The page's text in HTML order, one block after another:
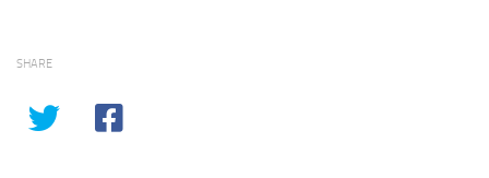
SHARE